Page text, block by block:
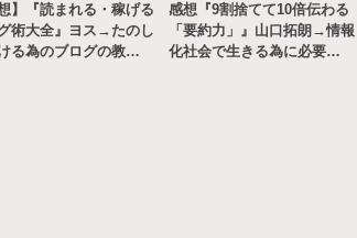
想】『読まれる・稼げる
術大全』ヨス→たのし
る為のブログの教…
感想『9割捨てて10倍伝わる
「要約力」』山口拓朗→情報
化社会で生きる為に必要…